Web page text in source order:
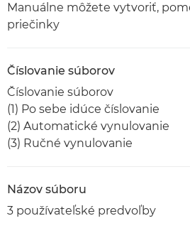
Manuálne môžete vytvoriť,
priečinky
Číslovanie súborov
Číslovanie súborov
(1) Po sebe idúce číslovanie
(2) Automatické vynulovanie
(3) Ručné vynulovanie
Názov súboru
3 používateľské predvoľby